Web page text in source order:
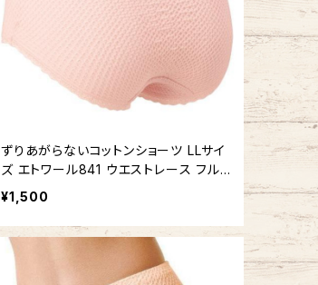
ずりあがらないコットンショーツ LLサイ
ズ エトワール841 ウエストレース フルバ
ック 鹿の子編み
¥1,500